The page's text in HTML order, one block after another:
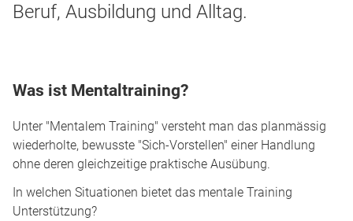
Beruf, Ausbildung und Alltag.
Was ist Mentaltraining?
Unter "Mentalem Training" versteht man das planmässig
wiederholte, bewusste "Sich-Vorstellen" einer Handlung
ohne deren gleichzeitige praktische Ausübung.
In welchen Situationen bietet das mentale Training
Unterstützung?